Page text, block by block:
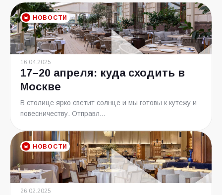
НОВОСТИ
16.04.2025
17–20 апреля: куда сходить в
Москве
В столице ярко светит солнце и мы готовы к кутежу и
повесничеству. Отправл...
НОВОСТИ
26.02.2025